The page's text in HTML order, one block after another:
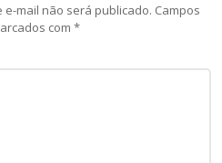
e-mail não será publicado. Campos
com*